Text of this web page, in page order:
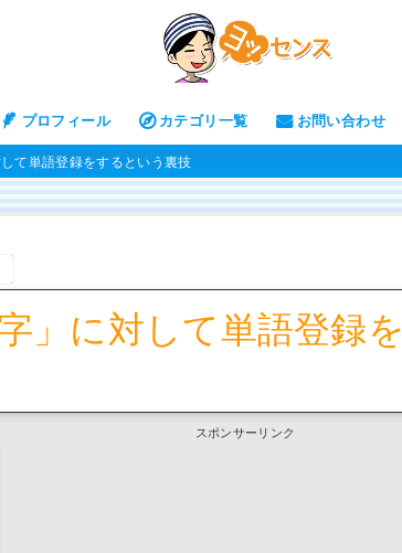
プロフィール カテゴリ一覧 お問い合わせ
て単語登録をするという裏技
」に対して単語登録を
スポンサーリンク